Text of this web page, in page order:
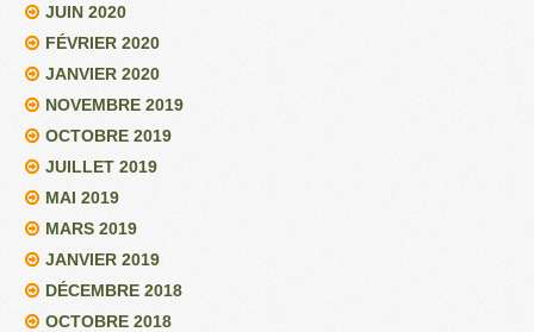
JUIN 2020
FÉVRIER 2020
JANVIER 2020
NOVEMBRE 2019
OCTOBRE 2019
JUILLET 2019
MAI 2019
MARS 2019
JANVIER 2019
DÉCEMBRE 2018
OCTOBRE 2018